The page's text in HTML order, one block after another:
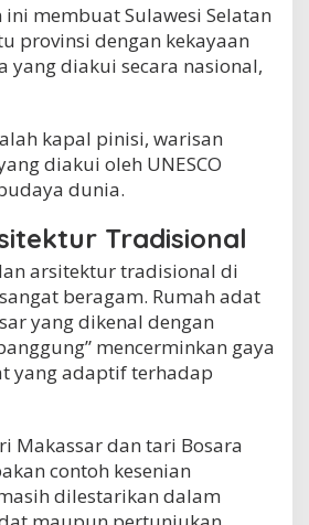
ini membuat Sulawesi Selatan
provinsi dengan kekayaan
yang diakui secara nasional,
kapal pinisi, warisan
diakui oleh UNESCO
dunia.
Tradisional
arsitektur tradisional di
beragam. Rumah adat
yang dikenal dengan
mencerminkan gaya
yang adaptif terhadap
Makassar dan tari Bosara
contoh kesenian
dilestarikan dalam